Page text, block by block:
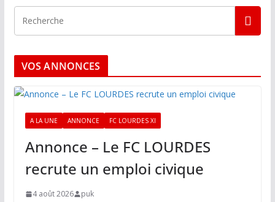
VOS ANNONCES
A LA UNE ANNONCE FC LOURDES XI
Annonce – Le FC LOURDES
recrute un emploi civique
4 août 2026 puk